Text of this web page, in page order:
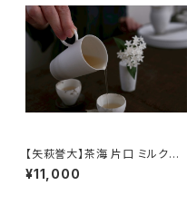
【矢萩誉大】茶海 片口 ミルクピ
ッチャー / 【Takahiro Yahagi】
Fair cup Katakuchi Milk pit
¥11,000